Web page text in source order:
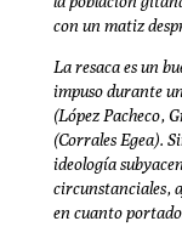
con un matiz
La resaca es un
impuso durante
(López Pacheco,
(Corrales Egea).
ideología
circunstanciales,
en cuanto